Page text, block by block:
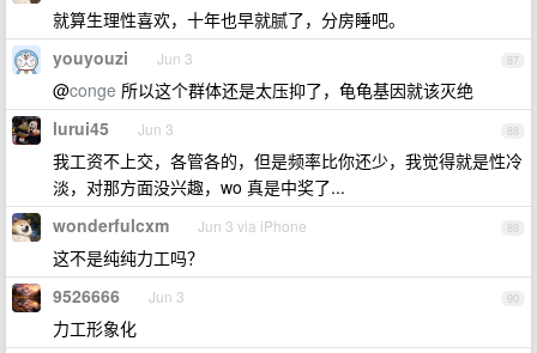
就算生理性喜欢，十年也早就腻了，分房睡吧。
87
youyouzi Jun 3
@conge 所以这个群体还是太压抑了，龟龟基因就该灭绝
88
lurui45 Jun 3
我工资不上交，各管各的，但是频率比你还少，我觉得就是性冷
淡，对那方面没兴趣，wo 真是中奖了...
89
wonderfulcxm Jun 3 via iPhone
这不是纯纯力工吗？
90
9526666 Jun 3
力工形象化